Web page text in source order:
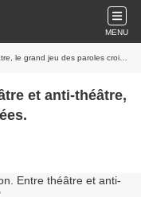
MENU
grand jeu des paroles croisées.
et anti-théâtre,